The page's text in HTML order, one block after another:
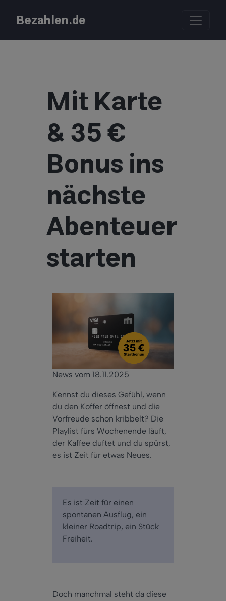
Bezahlen.de
Mit Karte
& 35 €
Bonus ins
nächste
Abenteuer
starten
News vom 18.11.2025
Kennst du dieses Gefühl, wenn
du den Koffer öffnest und die
Vorfreude schon kribbelt? Die
Playlist fürs Wochenende läuft,
der Kaffee duftet und du spürst,
es ist Zeit für etwas Neues.
Es ist Zeit für einen
spontanen Ausflug, ein
kleiner Roadtrip, ein Stück
Freiheit.
Doch manchmal steht da diese